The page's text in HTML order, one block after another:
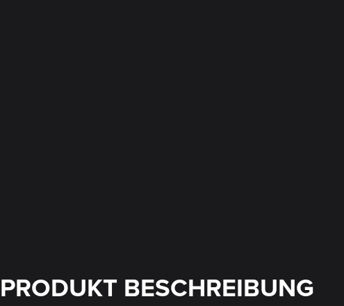
PRODUKT BESCHREIBUNG